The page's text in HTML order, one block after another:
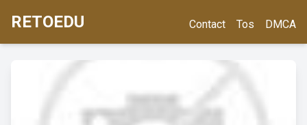
RETOEDU Contact Tos DMCA